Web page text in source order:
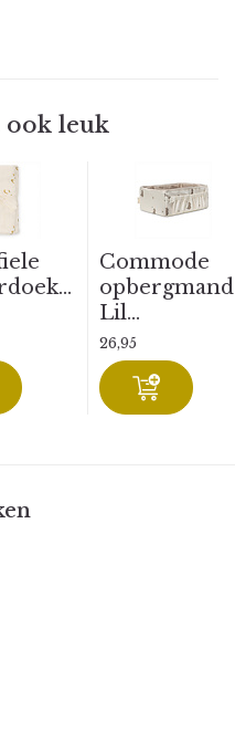
ook leuk
Commode
opbergmand
Lil...
26,95